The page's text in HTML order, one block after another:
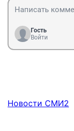
Гость
Войти
Новости СМИ2